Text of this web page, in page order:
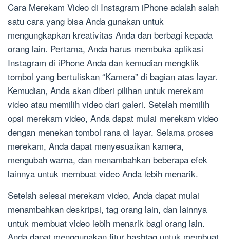
Cara Merekam Video di Instagram iPhone adalah salah
satu cara yang bisa Anda gunakan untuk
mengungkapkan kreativitas Anda dan berbagi kepada
orang lain. Pertama, Anda harus membuka aplikasi
Instagram di iPhone Anda dan kemudian mengklik
tombol yang bertuliskan “Kamera” di bagian atas layar.
Kemudian, Anda akan diberi pilihan untuk merekam
video atau memilih video dari galeri. Setelah memilih
opsi merekam video, Anda dapat mulai merekam video
dengan menekan tombol rana di layar. Selama proses
merekam, Anda dapat menyesuaikan kamera,
mengubah warna, dan menambahkan beberapa efek
lainnya untuk membuat video Anda lebih menarik.
Setelah selesai merekam video, Anda dapat mulai
menambahkan deskripsi, tag orang lain, dan lainnya
untuk membuat video lebih menarik bagi orang lain.